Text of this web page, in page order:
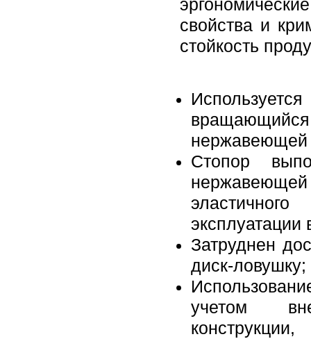
эргономические
свойства и
стойкость
нержавеющей
Стопор
эксплуатации
Затруднен
диск-ловушку;
учетом